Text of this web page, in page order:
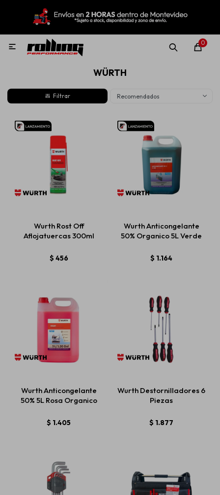
0

WÜRTH
Recomendados
Wurth Rost Off
Aflojatuercas 300ml
$ 456
Wurth Anticongelante
50% Organico 5L Verde
$ 1.164
Wurth Anticongelante
50% 5L Rosa Organico
$ 1.405
Wurth Destornilladores 6
Piezas
$ 1.877
MI CUENTA
Nuevo! Rolling Repuestos
Lubricantes
Estética automotriz
Baterías
Repuestos
Servicios